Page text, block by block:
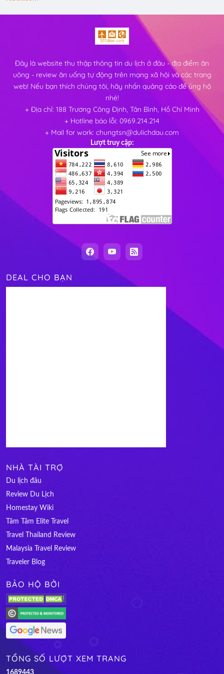
Đây là website thu thập thông tin du lịch ở đâu - địa điểm ăn
uông - review ăn uống tự động trên mạng xã hội và các trang
web! Nếu bạn thích chúng tôi, hãy nhấn quảng cáo để ủng hộ
nhé!
+ Địa chỉ: 188 Trương Công Định, Tân Bình, Hồ Chí Minh
+ Hotline báo lỗi: 0969.214.214
+ Mail for work: chungtsn@dulichdau.com
Lượt truy cập:
DEAL CHO BẠN
NHÀ TÀI TRỢ
Du lịch đâu
Review Du Lịch
Homestay Wiki
Tâm Tâm Elite Travel
Travel Thailand Review
Malaysia Travel Review
Traveler Blog
BẢO HỘ BỞI
TỔNG SỐ LƯỢT XEM TRANG